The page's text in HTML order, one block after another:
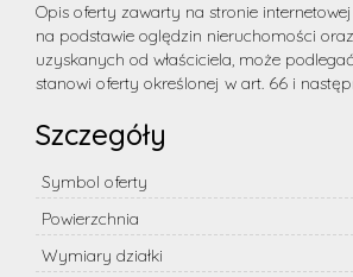
Opis oferty zawarty na stronie
na podstawie oględzin nieruchomości
uzyskanych od właściciela, może
stanowi oferty określonej w art. 66 i
Szczegóły
Symbol oferty
Powierzchnia
Wymiary działki